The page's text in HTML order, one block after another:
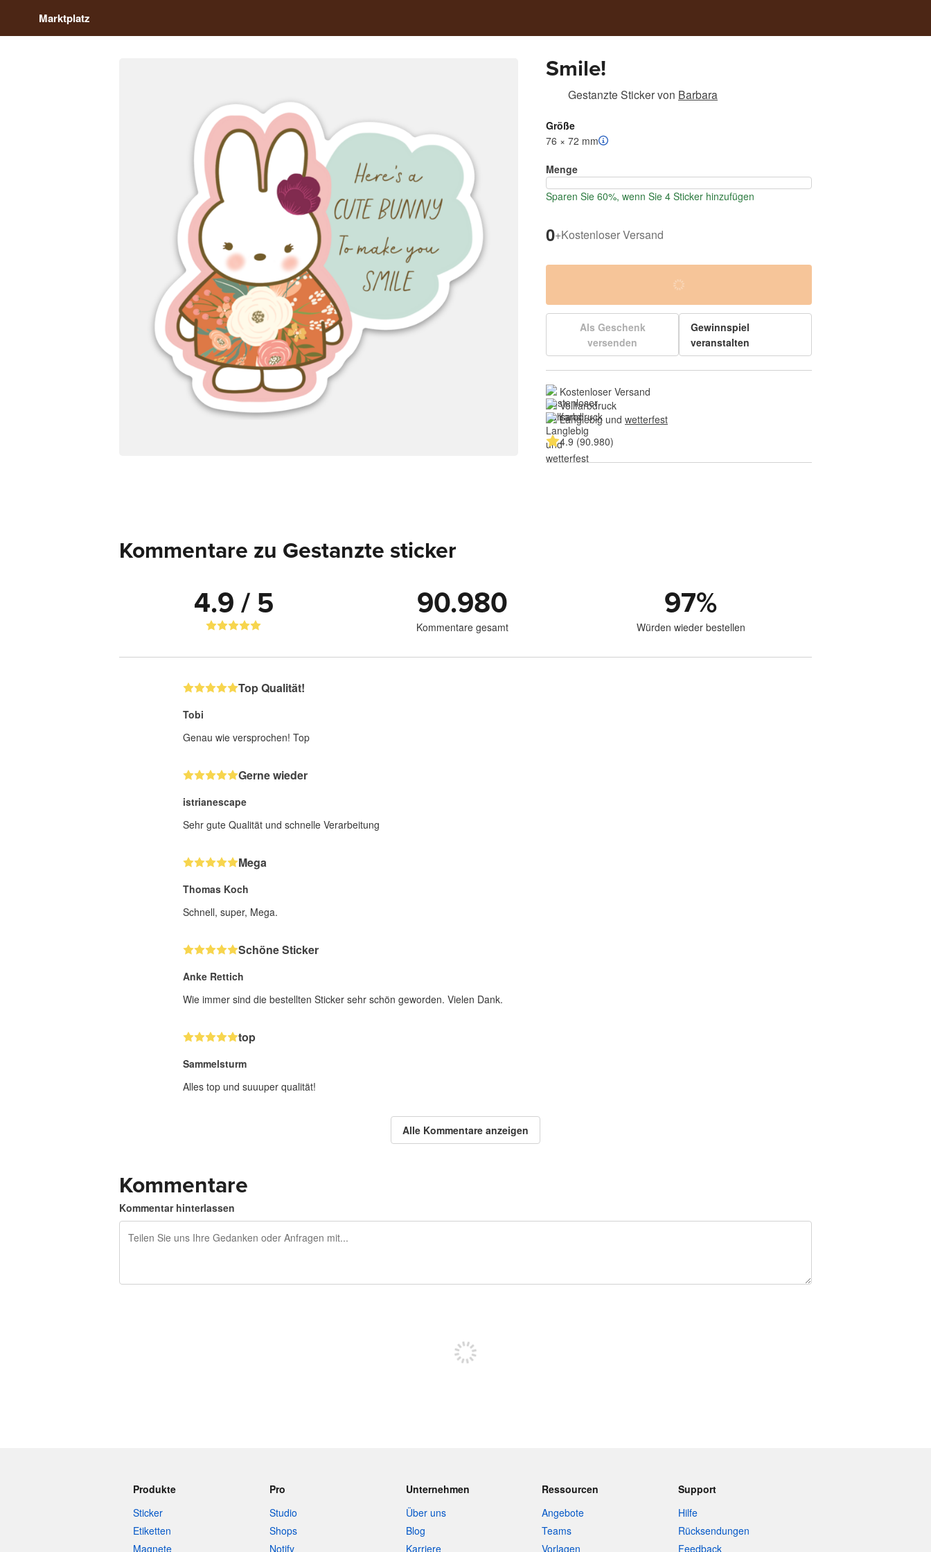
Marktplatz
Smile!
Gestanzte Stickervon Barbara
Größe
76 × 72 mm
Menge
Sparen Sie 60%, wenn Sie 4 Sticker hinzufügen
0+Kostenloser Versand
Als Geschenk
versenden
Gewinnspiel
veranstalten
Kostenloser Versand
Vollfarbdruck
Langlebig und wetterfest
4.9 (90.980)
Kommentare zu Gestanzte sticker
4.9 / 5 90.980
Kommentare gesamt
97%
Würden wieder bestellen
Top Qualität!
Tobi
Genau wie versprochen! Top
Gerne wieder
istrianescape
Sehr gute Qualität und schnelle Verarbeitung
Mega
Thomas Koch
Schnell, super, Mega.
Schöne Sticker
Anke Rettich
Wie immer sind die bestellten Sticker sehr schön geworden. Vielen Dank.
top
Sammelsturm
Alles top und suuuper qualität!
Alle Kommentare anzeigen
Kommentare
Kommentar hinterlassen
Produkte
Sticker
Etiketten
Magnete
Pro
Studio
Shops
Notify
Unternehmen
Über uns
Blog
Karriere
Ressourcen
Angebote
Teams
Vorlagen
Support
Hilfe
Rücksendungen
Feedback